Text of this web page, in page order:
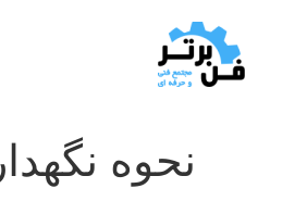
نحوه نگهداری